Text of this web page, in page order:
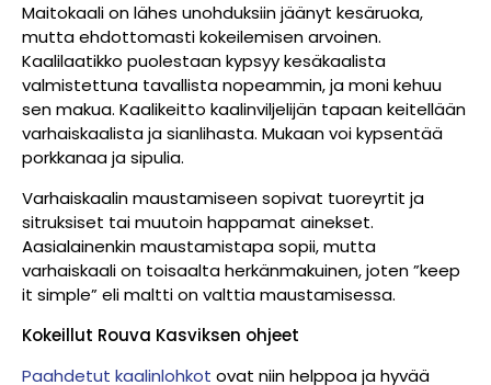
Maitokaali on lähes unohduksiin jäänyt kesäruoka,
mutta ehdottomasti kokeilemisen arvoinen.
Kaalilaatikko puolestaan kypsyy kesäkaalista
valmistettuna tavallista nopeammin, ja moni kehuu
sen makua. Kaalikeitto kaalinviljelijän tapaan keitellään
varhaiskaalista ja sianlihasta. Mukaan voi kypsentää
porkkanaa ja sipulia.
Varhaiskaalin maustamiseen sopivat tuoreyrtit ja
sitruksiset tai muutoin happamat ainekset.
Aasialainenkin maustamistapa sopii, mutta
varhaiskaali on toisaalta herkänmakuinen, joten ”keep
it simple” eli maltti on valttia maustamisessa.
Kokeillut Rouva Kasviksen ohjeet
Paahdetut kaalinlohkot ovat niin helppoa ja hyvää